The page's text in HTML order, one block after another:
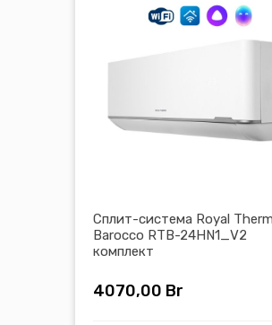
Сплит-система Royal
Barocco RTB-24HN1_V2
комплект
4070,00 Br